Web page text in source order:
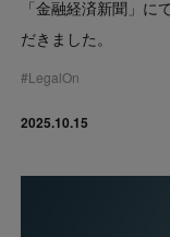
「金融経済新聞」
だきました。
#LegalOn
2025.10.15